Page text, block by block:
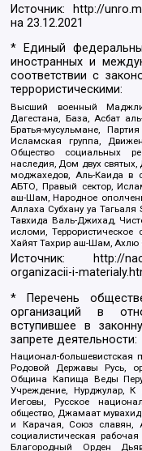
Источник: http://
на23.12.2021
* Единый
иностранных и
соответствии с
террористическими:
Высший военный
Дагестана, База, Асбат
Братья-мусульмане,
Исламская группа,
Общество социальных
наследия, Дом двух
моджахедов, Аль-Каида в
АБТО, Правый сектор,
аш-Шам, Народное
Аллаха Субхану уа
Тавхида Валь-Джихад,
исломи, Террористическое
Хайят Тахрир аш-Шам,
Источник:
http://
organizacii-i-
* Перечень
организаций в
вступившее в
запрете деятельности:
Национал-большевистская
Родовой Державы Русь,
Община Капища Веды
Учреждение, Нурджулар,
Иеговы, Русское
общество, Джамаат
и Карачая, Союз славян,
социалистическая
Благородный Орден